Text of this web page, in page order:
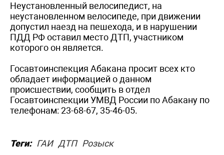
Неустановленный велосипедист, на
неустановленном велосипеде, при движении
допустил наезд на пешехода, и в нарушении
ПДД РФ оставил место ДТП, участником
которого он является.
Госавтоинспекция Абакана просит всех кто
обладает информацией о данном
происшествии, сообщить в отдел
Госавтоинспекции УМВД России по Абакану по
телефонам: 23-68-67, 35-46-05.
Теги: ГАИ ДТП Розыск